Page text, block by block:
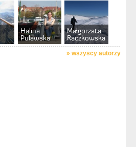
Halina
Puławska
Małgorzata
Raczkowska
» wszyscy autorzy